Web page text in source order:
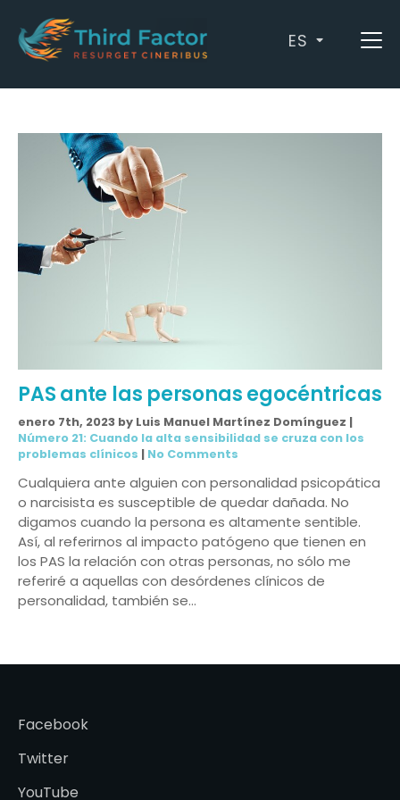
ES
Archives: egocentrismo
PAS ante las personas egocéntricas
enero 7th, 2023 by Luis Manuel Martínez Domínguez |
Número 21: Cuando la alta sensibilidad se cruza con los
problemas clínicos | No Comments
Cualquiera ante alguien con personalidad psicopática
o narcisista es susceptible de quedar dañada. No
digamos cuando la persona es altamente sentible.
Así, al referirnos al impacto patógeno que tienen en
los PAS la relación con otras personas, no sólo me
referiré a aquellas con desórdenes clínicos de
personalidad, también se…
Facebook
Twitter
YouTube